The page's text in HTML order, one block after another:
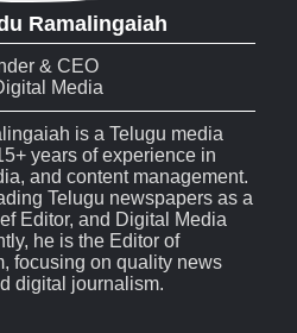
Ramalingaiah
& CEO
Media
is a Telugu media
years of experience in
and content management.
Telugu newspapers as a
Editor, and Digital Media
he is the Editor of
focusing on quality news
digital journalism.